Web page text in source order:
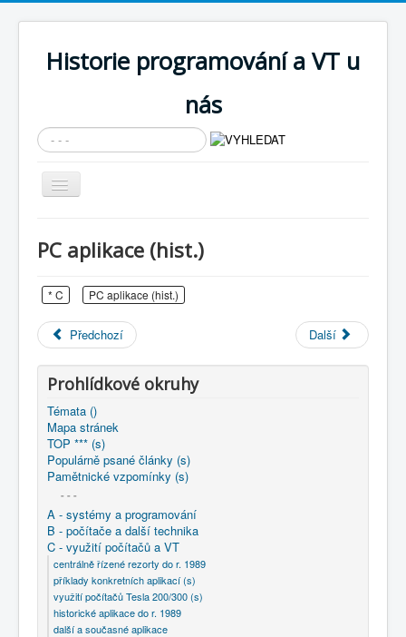
Historie programování a VT u
nás
Vyhledávání...
Přepnout
navigaci
Cíle expozice
PRŮVODCE EXPOZICÍ
Současnost SW a IT
KNIHOVNA
Historické počítače
COBOL
O nás
Úvod
C - využití počítačů a VT
historické aplikace do r. 1989
PC aplikace (hist.)
* C PC aplikace (hist.)
Předchozí Další
Prohlídkové okruhy
Témata ()
Mapa stránek
TOP *** (s)
Populárně psané články (s)
Pamětnické vzpomínky (s)
- - -
A - systémy a programování
B - počítače a další technika
C - využití počítačů a VT
centrálně řízené rezorty do r. 1989
příklady konkretních aplikací (s)
využití počítačů Tesla 200/300 (s)
historické aplikace do r. 1989
další a současné aplikace